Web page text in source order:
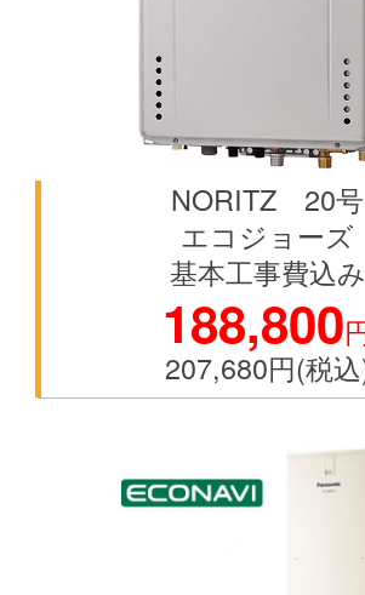
NORITZ 20号
エコジョーズ
基本工事費込み
188,800
207,680円(税